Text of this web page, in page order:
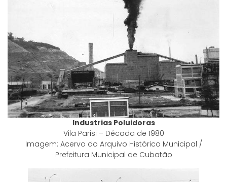
Industrias Poluidoras
Vila Parisi – Década de 1980
Imagem: Acervo do Arquivo Histórico Municipal /
Prefeitura Municipal de Cubatão